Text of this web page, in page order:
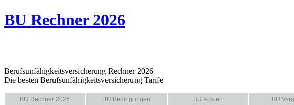
BU Rechner 2026
Berufsunfähigkeitsversicherung Rechner 2026
Die besten Berufsunfähigkeitsversicherung Tarife
BU Rechner 2026 BU Bedingungen BU Kosten BU